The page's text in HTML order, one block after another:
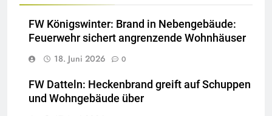
FW Königswinter: Brand in Nebengebäude:
Feuerwehr sichert angrenzende Wohnhäuser
18. Juni 2026
0
FW Datteln: Heckenbrand greift auf Schuppen
und Wohngebäude über